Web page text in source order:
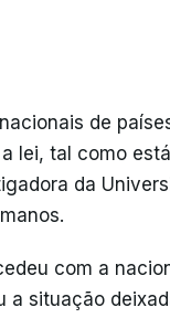
de
lei, tal como
da
com a
a situação